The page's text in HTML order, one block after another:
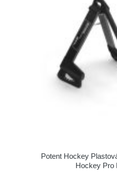
Potent Hockey
Hockey Pro